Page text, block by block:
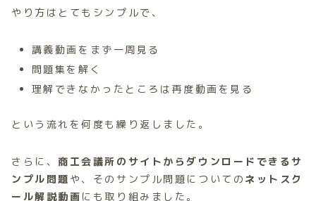
やり方はとてもシンプルで、
講義動画をまず一周見る
問題集を解く
理解できなかったところは再度動画を見る
という流れを何度も繰り返しました。
さらに、 商工会議所のサイトからダウンロードできるサ
ンプル問題や、そのサンプル問題についての ネットスク
ール解説動画 にも取り組みました。